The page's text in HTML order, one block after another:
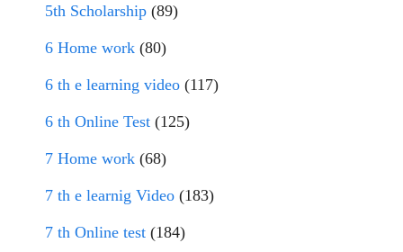
5th Scholarship (89)
6 Home work (80)
6 th e learning video (117)
6 th Online Test (125)
7 Home work (68)
7 th e learnig Video (183)
7 th Online test (184)